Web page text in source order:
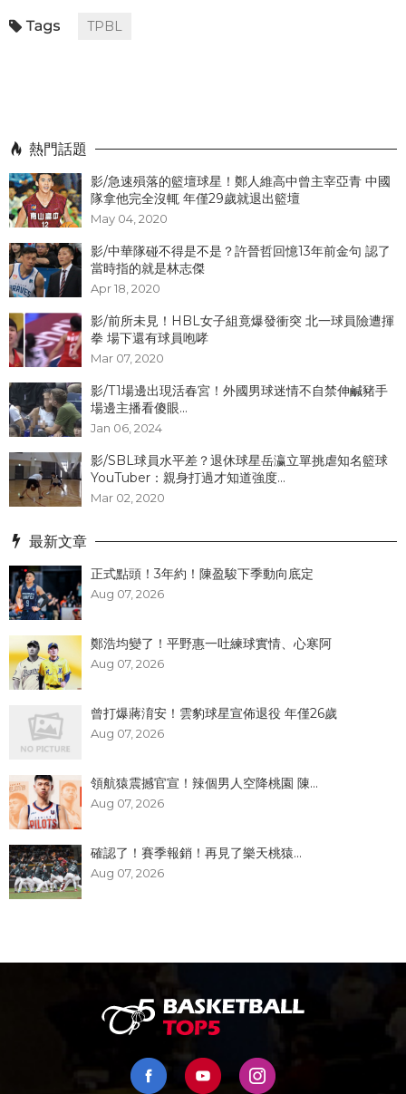
TPBL
熱門話題
影/急速殞落的籃壇球星！鄭人維高中曾主宰亞青 中國
隊拿他完全沒輒 年僅29歲就退出籃壇
May 04, 2020
影/中華隊碰不得是不是？許晉哲回憶13年前金句 認了
當時指的就是林志傑
Apr 18, 2020
影/前所未見！HBL女子組竟爆發衝突 北一球員險遭揮
拳 場下還有球員咆哮
Mar 07, 2020
影/T1場邊出現活春宮！外國男球迷情不自禁伸鹹豬手
場邊主播看傻眼...
Jan 06, 2024
影/SBL球員水平差？退休球星岳瀛立單挑虐知名籃球
YouTuber：親身打過才知道強度...
Mar 02, 2020
最新文章
正式點頭！3年約！陳盈駿下季動向底定
Aug 07, 2026
鄭浩均變了！平野惠一吐練球實情、心寒阿
Aug 07, 2026
曾打爆蔣淯安！雲豹球星宣佈退役 年僅26歲
Aug 07, 2026
領航猿震撼官宣！辣個男人空降桃園 陳...
Aug 07, 2026
確認了！賽季報銷！再見了樂天桃猿...
Aug 07, 2026